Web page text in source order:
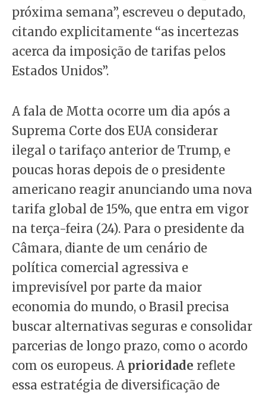
próxima semana”, escreveu o deputado,
citando explicitamente “as incertezas
acerca da imposição de tarifas pelos
Estados Unidos”.
A fala de Motta ocorre um dia após a
Suprema Corte dos EUA considerar
ilegal o tarifaço anterior de Trump, e
poucas horas depois de o presidente
americano reagir anunciando uma nova
tarifa global de 15%, que entra em vigor
na terça-feira (24). Para o presidente da
Câmara, diante de um cenário de
política comercial agressiva e
imprevisível por parte da maior
economia do mundo, o Brasil precisa
buscar alternativas seguras e consolidar
parcerias de longo prazo, como o acordo
com os europeus. A prioridade reflete
essa estratégia de diversificação de